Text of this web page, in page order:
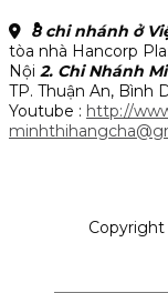
8 chi nhánh ở
tòa nhà Hancorp
Nội 2. Chi Nhánh
TP. Thuận An, Bình
Youtube : http://